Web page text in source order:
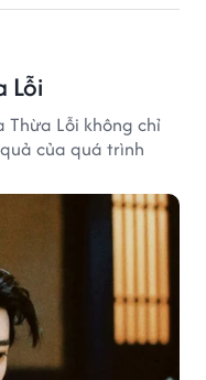
Lỗi
Thừa Lỗi không chỉ
của quá trình